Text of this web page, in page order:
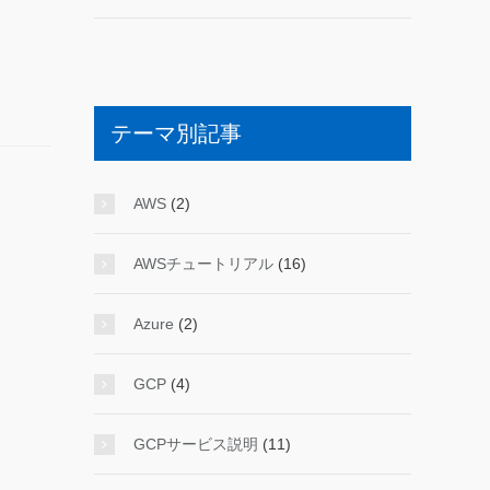
テーマ別記事
AWS (2)
AWSチュートリアル (16)
Azure (2)
GCP (4)
GCPサービス説明 (11)